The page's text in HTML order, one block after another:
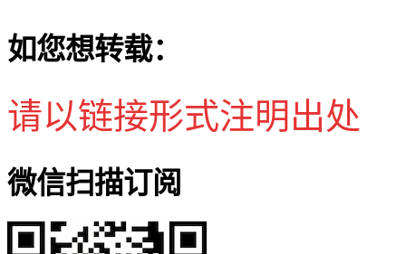
如您想转载：
请以链接形式注明出处
微信扫描订阅